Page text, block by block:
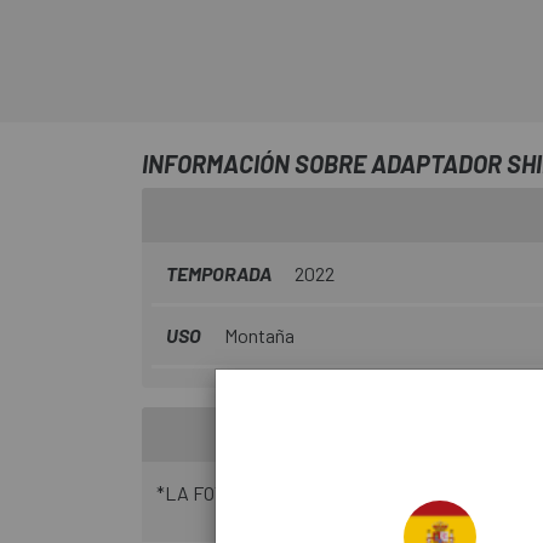
INFORMACIÓN SOBRE ADAPTADOR
TEMPORADA 2022
USO Montaña
*LA FOTO PUEDE NO CEÑIRSE A LA REALIDAD